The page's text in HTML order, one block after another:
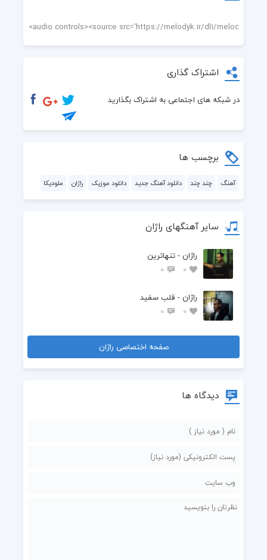
اشتراک گذاری
در شبکه های اجتماعی به اشتراک بگذارید
برچسب ها
آهنگ چند چند دانلود آهنگ جدید دانلود موزیک راژان ملودیکا
سایر آهنگهای راژان
راژان - تنهاترین
0
0
راژان - قلب سفید
0
0
صفحه اختصاصی راژان
دیدگاه ها